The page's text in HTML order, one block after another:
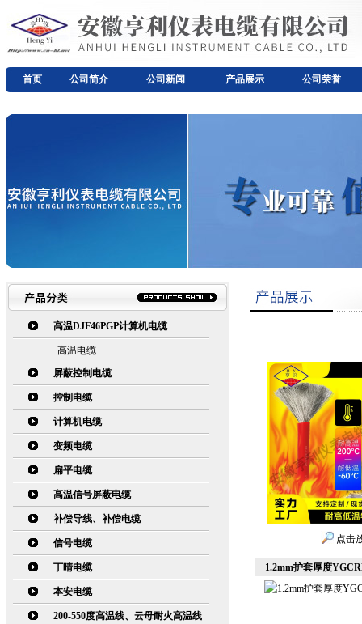
首页 公司简介 公司新闻 产品展示 公司荣誉
高温DJF46PGP计算机电缆
高温电缆
屏蔽控制电缆
控制电缆
计算机电缆
变频电缆
扁平电缆
高温信号屏蔽电缆
补偿导线、补偿电缆
信号电缆
丁晴电缆
本安电缆
200-550度高温线、云母耐火高温线
点击
1.2mm护套厚度